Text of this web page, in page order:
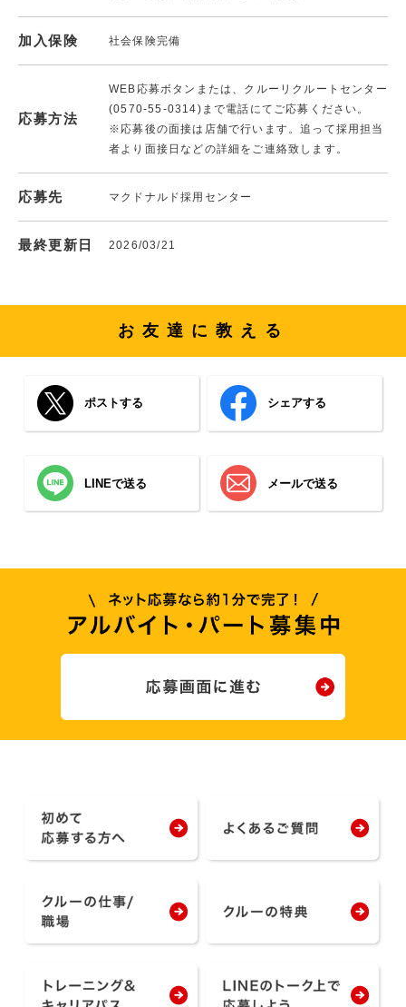
加入保険 社会保険完備
応募方法
WEB応募ボタンまたは、クルーリクルートセンター
(0570-55-0314)まで電話にてご応募ください。
※応募後の面接は店舗で行います。追って採用担当
者より面接日などの詳細をご連絡致します。
応募先 マクドナルド採用センター
最終更新日 2026/03/21
お友達に教える
ポストする シェアする
LINEで送る メールで送る